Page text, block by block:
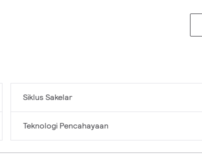
Siklus Sakelar
Teknologi Pencahayaan